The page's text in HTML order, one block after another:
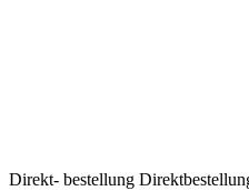
Direkt- bestellung